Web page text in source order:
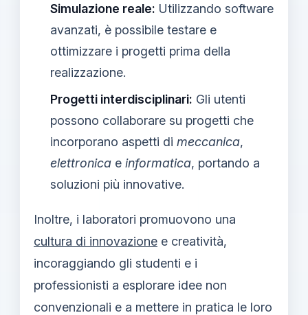
Simulazione reale: Utilizzando software
avanzati, è possibile testare e
ottimizzare i progetti prima della
realizzazione.
Progetti interdisciplinari: Gli utenti
possono collaborare su progetti che
incorporano aspetti di meccanica,
elettronica e informatica, portando a
soluzioni più innovative.
Inoltre, i laboratori promuovono una
cultura di innovazione e creatività,
incoraggiando gli studenti e i
professionisti a esplorare idee non
convenzionali e a mettere in pratica le loro